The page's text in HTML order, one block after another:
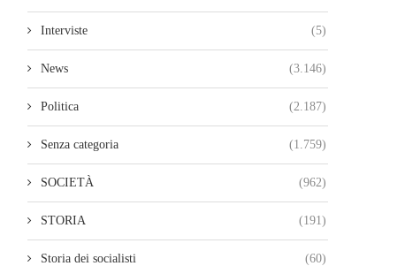
Interviste (5)
News (3.146)
Politica (2.187)
Senza categoria (1.759)
SOCIETÀ (962)
STORIA (191)
Storia dei socialisti (60)